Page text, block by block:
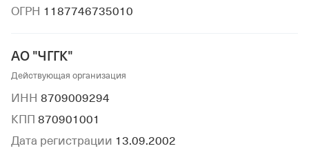
ОГРН 1187746735010
АО "ЧГГК"
Действующая организация
ИНН 8709009294
КПП 870901001
Дата регистрации 13.09.2002